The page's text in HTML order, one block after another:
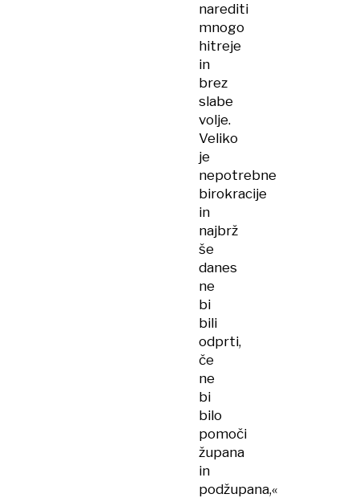
narediti
mnogo
hitreje
in
brez
slabe
volje.
Veliko
je
nepotrebne
birokracije
in
najbrž
še
danes
ne
bi
bili
odprti,
če
ne
bi
bilo
pomoči
župana
in
podžupana,«